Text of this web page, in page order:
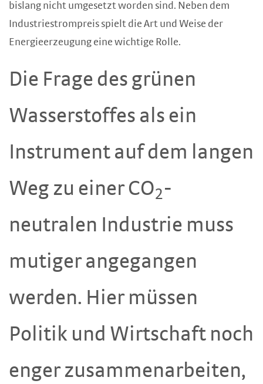
bislang nicht umgesetzt worden sind. Neben dem
Industriestrompreis spielt die Art und Weise der
Energieerzeugung eine wichtige Rolle.
Die Frage des grünen
Wasserstoffes als ein
Instrument auf dem langen
Weg zu einer CO2-
neutralen Industrie muss
mutiger angegangen
werden. Hier müssen
Politik und Wirtschaft noch
enger zusammenarbeiten,